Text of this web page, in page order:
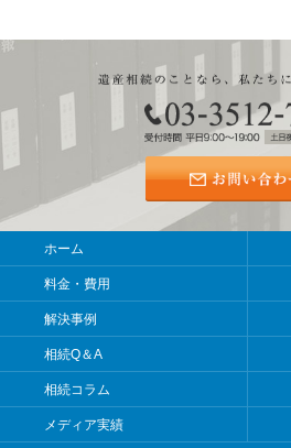
ホーム
料金・費用
解決事例
相続Q＆A
相続コラム
メディア実績